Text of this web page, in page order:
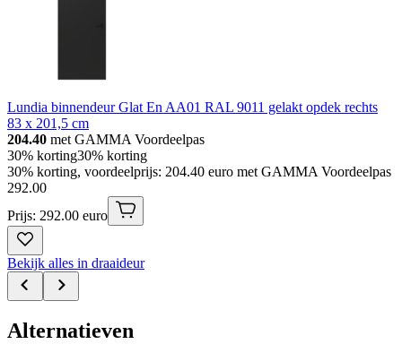
Lundia binnendeur Glat En AA01 RAL 9011 gelakt opdek rechts
83 x 201,5 cm
204.40 met GAMMA Voordeelpas
30% korting30% korting
30% korting, voordeelprijs: 204.40 euro met GAMMA Voordeelpas
292.00
Prijs: 292.00 euro
Bekijk alles in draaideur
Alternatieven